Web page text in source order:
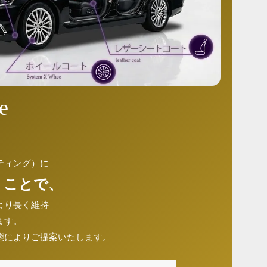
ィング）に
とで、
り長く維持
。
よりご提案いたします。